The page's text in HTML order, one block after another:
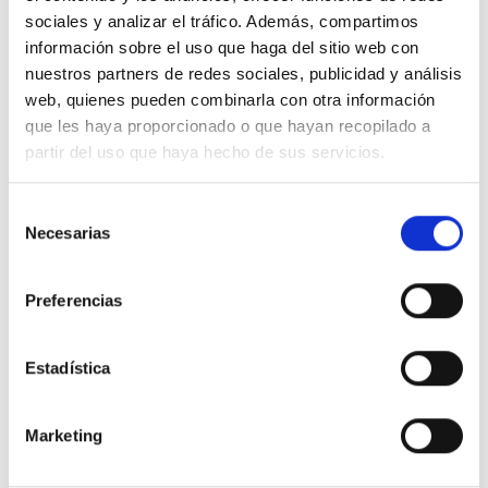
sociales y analizar el tráfico. Además, compartimos
información sobre el uso que haga del sitio web con
nuestros partners de redes sociales, publicidad y análisis
web, quienes pueden combinarla con otra información
que les haya proporcionado o que hayan recopilado a
partir del uso que haya hecho de sus servicios.
Necesarias
Preferencias
Estadística
Marketing
seguirnos en redes sociales con el hashtag#Foodsat
Correo electrónico
web@foodsat.es
Teléfono de contacto
91 797 29 26